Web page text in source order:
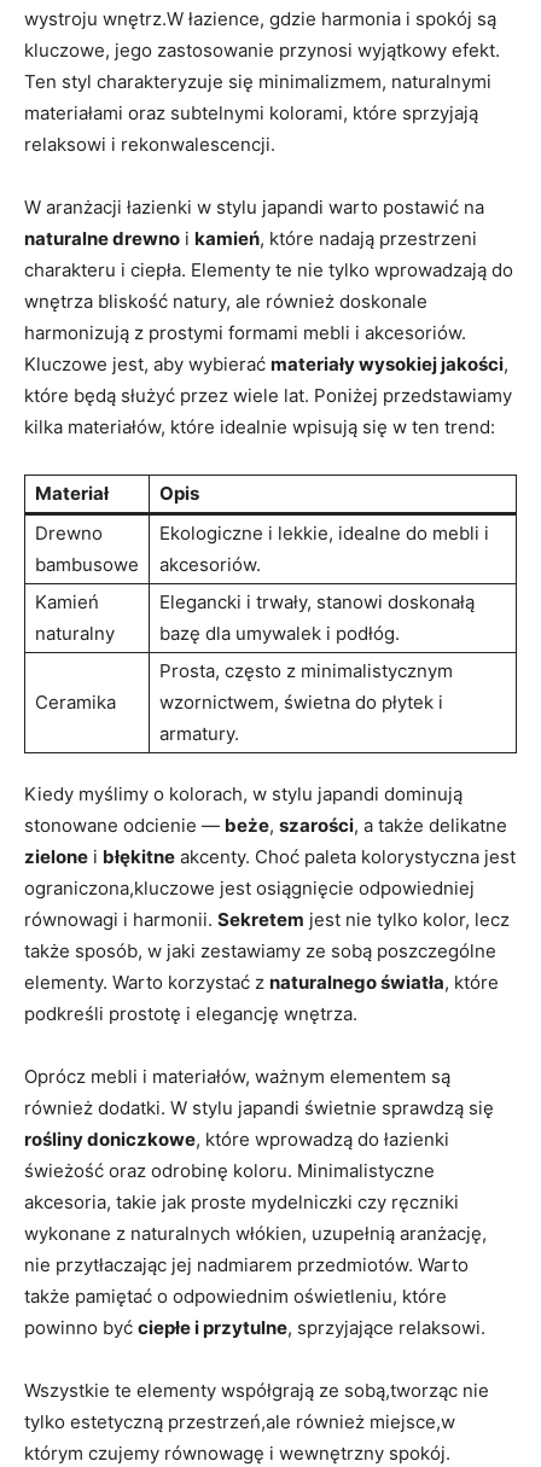
wystroju wnętrz.W łazience, gdzie harmonia i spokój są
kluczowe, jego zastosowanie przynosi wyjątkowy efekt.
Ten styl charakteryzuje się minimalizmem, naturalnymi
materiałami oraz subtelnymi kolorami, które sprzyjają
relaksowi i rekonwalescencji.
W aranżacji łazienki w stylu japandi warto postawić na
naturalne drewno i kamień, które nadają przestrzeni
charakteru i ciepła. Elementy te nie tylko wprowadzają do
wnętrza bliskość natury, ale również doskonale
harmonizują z prostymi formami mebli i akcesoriów.
Kluczowe jest, aby wybierać materiały wysokiej jakości,
które będą służyć przez wiele lat. Poniżej przedstawiamy
kilka materiałów, które idealnie wpisują się w ten trend:
Materiał
Opis
Drewno
bambusowe
Ekologiczne i lekkie, idealne do mebli i
akcesoriów.
Kamień
naturalny
Elegancki i trwały, stanowi doskonałą
bazę dla umywalek i podłóg.
Ceramika
Prosta, często z minimalistycznym
wzornictwem, świetna do płytek i
armatury.
Kiedy myślimy o kolorach, w stylu japandi dominują
stonowane odcienie — beże, szarości, a także delikatne
zielone i błękitne akcenty. Choć paleta kolorystyczna jest
ograniczona,kluczowe jest osiągnięcie odpowiedniej
równowagi i harmonii. Sekretem jest nie tylko kolor, lecz
także sposób, w jaki zestawiamy ze sobą poszczególne
elementy. Warto korzystać z naturalnego światła, które
podkreśli prostotę i elegancję wnętrza.
Oprócz mebli i materiałów, ważnym elementem są
również dodatki. W stylu japandi świetnie sprawdzą się
rośliny doniczkowe, które wprowadzą do łazienki
świeżość oraz odrobinę koloru. Minimalistyczne
akcesoria, takie jak proste mydelniczki czy ręczniki
wykonane z naturalnych włókien, uzupełnią aranżację,
nie przytłaczając jej nadmiarem przedmiotów. Warto
także pamiętać o odpowiednim oświetleniu, które
powinno być ciepłe i przytulne, sprzyjające relaksowi.
Wszystkie te elementy współgrają ze sobą,tworząc nie
tylko estetyczną przestrzeń,ale również miejsce,w
którym czujemy równowagę i wewnętrzny spokój.